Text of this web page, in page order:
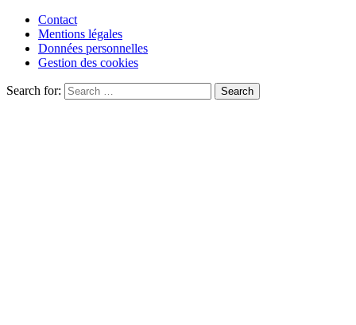
Contact
Mentions légales
Données personnelles
Gestion des cookies
Search for: Search